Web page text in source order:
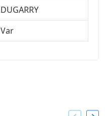
DUGARRY
Var